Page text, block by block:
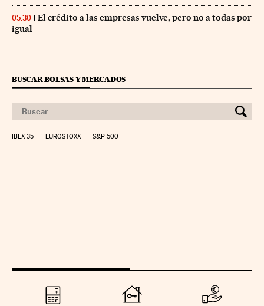
05:30
El crédito a las empresas vuelve, pero no a todas por
igual
BUSCAR BOLSAS Y MERCADOS
IBEX 35 EUROSTOXX S&P 500